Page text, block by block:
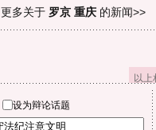
更多关于 罗京 重庆 的新闻>>
以
设为辩论话题